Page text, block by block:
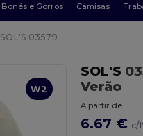
Bonés e Gorros Camisas
SOL'S 03579
W2
SOL'S
Verão
A partir de
6.67 € c/